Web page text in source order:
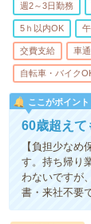
週2～3日勤務
5ｈ以内OK
交費支給 車
自転車・バイク
ここがポイント
60歳超えて
【負担少な
す。持ち帰り
わないですが
書・来社不要